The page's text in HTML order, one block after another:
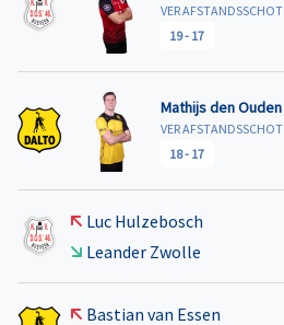
VER AFSTANDSSCHOT
19- 17
Mathijs den Ouden
VER AFSTANDSSCHOT
18- 17
Luc Hulzebosch
Leander Zwolle
Bastian van Essen